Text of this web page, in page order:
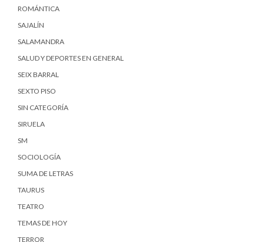
ROMÁNTICA
SAJALÍN
SALAMANDRA
SALUD Y DEPORTES EN GENERAL
SEIX BARRAL
SEXTO PISO
SIN CATEGORÍA
SIRUELA
SM
SOCIOLOGÍA
SUMA DE LETRAS
TAURUS
TEATRO
TEMAS DE HOY
TERROR